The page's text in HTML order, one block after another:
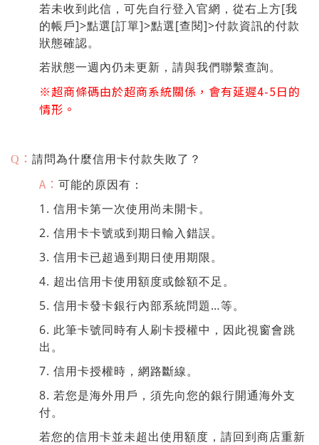
若未收到此信，可先自行登入官網，從右上方[我
的帳戶]>點選[訂單]>點選[查閱]>付款資訊的付款
狀態確認。
若狀態一週內仍未更新，請與我們聯繫查詢。
※超商條碼由於超商系統關係，會有延遲4-5日的
情形。
Q ： 請問為什麼信用卡付款失敗了？
A： 可能的原因有：
1. 信用卡第一次使用尚未開卡。
2. 信用卡卡號或到期日輸入錯誤。
3. 信用卡已超過到期日使用期限。
4. 超出信用卡使用額度或餘額不足。
5. 信用卡發卡銀行內部系統問題…等。
6. 此筆卡號同時有人刷卡授權中，因此視窗會跳
出。
7. 信用卡授權時，網路斷線。
8. 若您是海外用戶，須先向您的銀行開通海外支
付。
若您的信用卡並未超出使用額度，請回到商店重新